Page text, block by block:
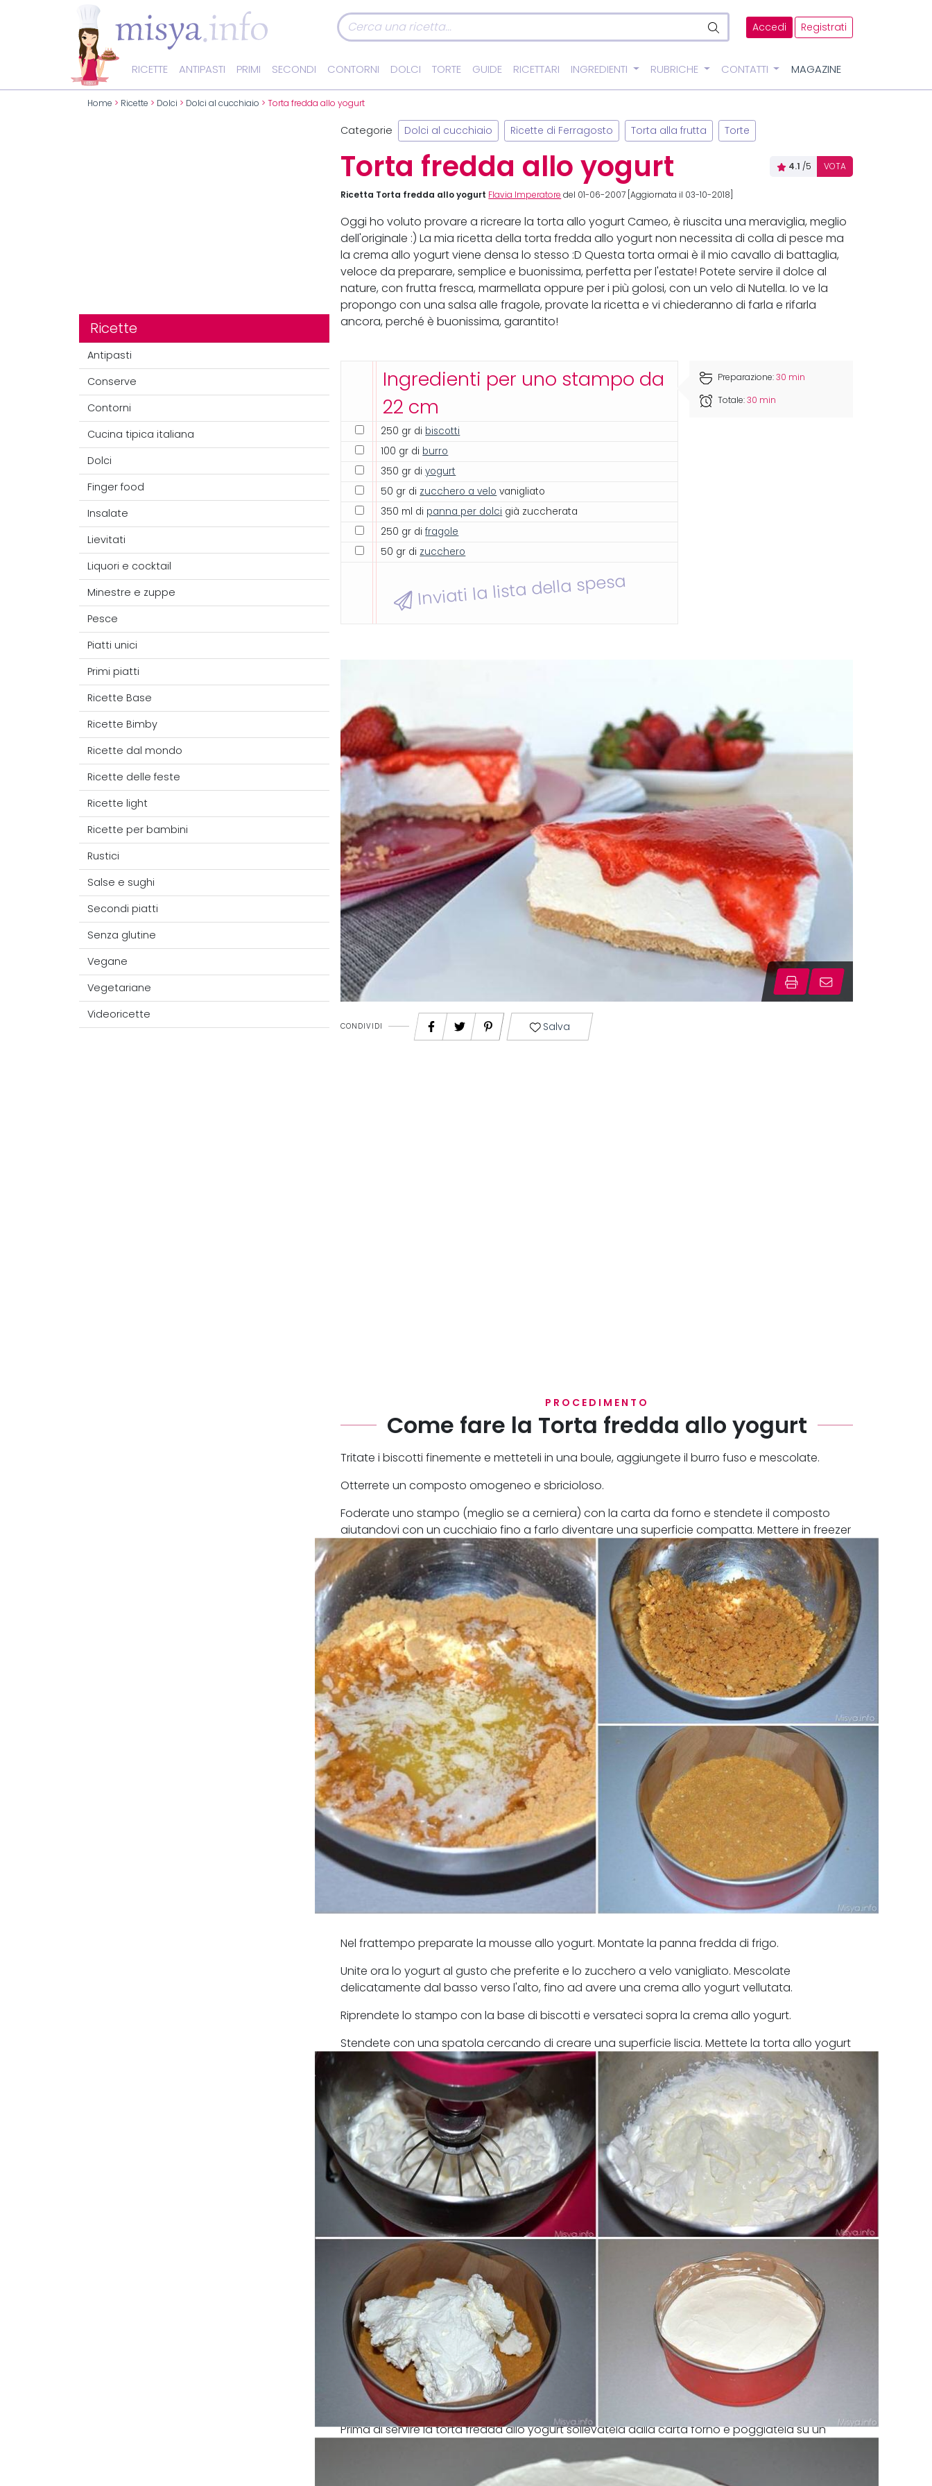
Accedi Registrati
RICETTE ANTIPASTI PRIMI SECONDI CONTORNI DOLCI TORTE GUIDE RICETTARI INGREDIENTI RUBRICHE CONTATTI MAGAZINE
Home > Ricette > Dolci > Dolci al cucchiaio > Torta fredda allo yogurt
Ricette
Antipasti
Conserve
Contorni
Cucina tipica italiana
Dolci
Finger food
Insalate
Lievitati
Liquori e cocktail
Minestre e zuppe
Pesce
Piatti unici
Primi piatti
Ricette Base
Ricette Bimby
Ricette dal mondo
Ricette delle feste
Ricette light
Ricette per bambini
Rustici
Salse e sughi
Secondi piatti
Senza glutine
Vegane
Vegetariane
Videoricette
Categorie Dolci al cucchiaio Ricette di Ferragosto Torta alla frutta Torte
Torta fredda allo yogurt 4.1 /5 VOTA
Ricetta Torta fredda allo yogurt Flavia Imperatore del 01-06-2007 [Aggiornata il 03-10-2018]
Oggi ho voluto provare a ricreare la torta allo yogurt Cameo, è riuscita una meraviglia, meglio
dell'originale :) La mia ricetta della torta fredda allo yogurt non necessita di colla di pesce ma
la crema allo yogurt viene densa lo stesso :D Questa torta ormai è il mio cavallo di battaglia,
veloce da preparare, semplice e buonissima, perfetta per l'estate! Potete servire il dolce al
nature, con frutta fresca, marmellata oppure per i più golosi, con un velo di Nutella. Io ve la
propongo con una salsa alle fragole, provate la ricetta e vi chiederanno di farla e rifarla
ancora, perché è buonissima, garantito!
Ingredienti per uno stampo da
22 cm
250 gr di biscotti
100 gr di burro
350 gr diyogurt
50 gr di zucchero a velo vanigliato
350 ml di panna per dolci già zuccherata
250 gr difragole
50 gr di zucchero
Inviati la lista della spesa
Preparazione:30 min
Totale:30 min
CONDIVIDI Salva
PROCEDIMENTO
Come fare la Torta fredda allo yogurt
Tritate i biscotti finemente e metteteli in una boule, aggiungete il burro fuso e mescolate.
Otterrete un composto omogeneo e sbricioloso.
Foderate uno stampo (meglio se a cerniera) con la carta da forno e stendete il composto
aiutandovi con un cucchiaio fino a farlo diventare una superficie compatta. Mettere in freezer
a raffreddare per 20 minuti circa.
Nel frattempo preparate la mousse allo yogurt. Montate la panna fredda di frigo.
Unite ora lo yogurt al gusto che preferite e lo zucchero a velo vanigliato. Mescolate
delicatamente dal basso verso l'alto, fino ad avere una crema allo yogurt vellutata.
Riprendete lo stampo con la base di biscotti e versateci sopra la crema allo yogurt.
Stendete con una spatola cercando di creare una superficie liscia. Mettete la torta allo yogurt
in frigo per almeno 4 ore.
Prima di servire la torta fredda allo yogurt sollevatela dalla carta forno e poggiatela su un